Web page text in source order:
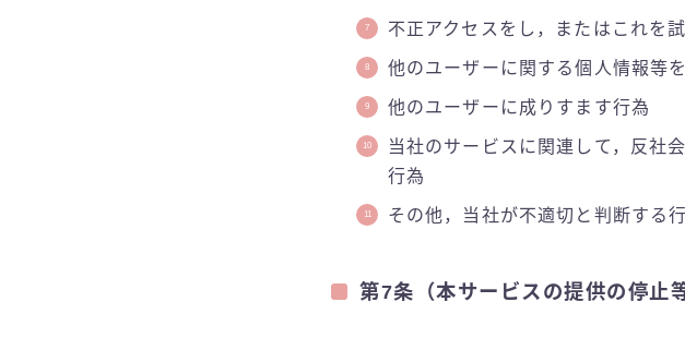
不正アクセスをし，またはこれを
他のユーザーに関する個人情報等
他のユーザーに成りすます行為
当社のサービスに関連して，反社
行為
その他，当社が不適切と判断する
第7条（本サービスの提供の停止等